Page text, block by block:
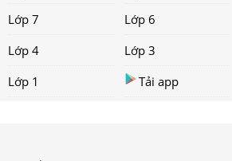
Lớp 7
Lớp 6
Lớp 4
Lớp 3
Lớp 1
Tải app